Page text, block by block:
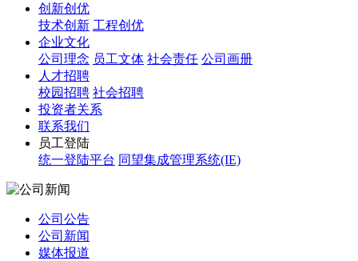
创新创优
技术创新 工程创优
企业文化
公司理念 员工文体 社会责任 公司画册
人才招聘
校园招聘 社会招聘
投资者关系
联系我们
员工登陆
统一登陆平台 同望集成管理系统(IE)
公司公告
公司新闻
媒体报道